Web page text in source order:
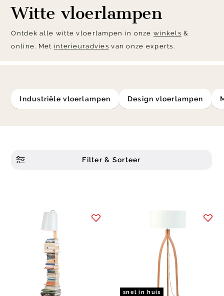
Witte vloerlampen
Ontdek alle witte vloerlampen in onzewinkels &
online. Met interieuradvies van onze experts.
industriële vloerlampen design vloerlampen
Filter & Sorteer
snel in huis